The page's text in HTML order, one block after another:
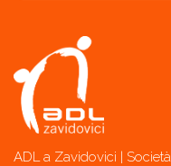
ADL a Zavidovici |